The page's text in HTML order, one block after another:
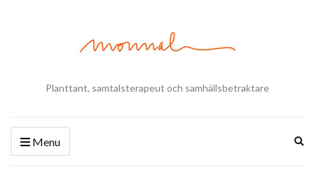
Planttant, samtalsterapeut och samhällsbetraktare
Menu